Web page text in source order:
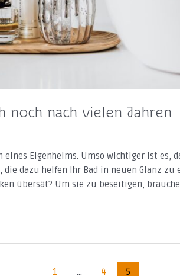
noch nach vielen Jahren
Eigenheims. Umso wichtiger ist es,
dazu helfen Ihr Bad in neuen Glanz
übersät? Um sie zu beseitigen,
1 … 4 5